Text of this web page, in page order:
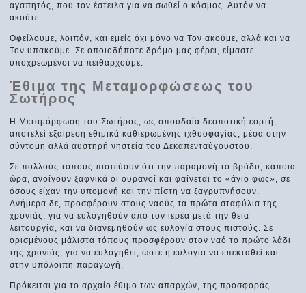
αγαπητός, που τον έστειλα για να σωθεί ο κόσμος. Αυτόν να
ακούτε.
Οφείλουμε, λοιπόν, και εμείς όχι μόνο να Τον ακούμε, αλλά και να
Τον υπακούμε. Σε οποιοδήποτε δρόμο μας φέρει, είμαστε
υποχρεωμένοι να πειθαρχούμε.
Έθιμα της Μεταμορφώσεως του
Σωτήρος
Η Μεταμόρφωση του Σωτήρος, ως σπουδαία δεσποτική εορτή,
αποτελεί εξαίρεση εθιμικά καθιερωμένης ιχθυοφαγίας, μέσα στην
σύντομη αλλά αυστηρή νηστεία του Δεκαπενταύγουστου.
Σε πολλούς τόπους πιστεύουν ότι την παραμονή το βράδυ, κάποια
ώρα, ανοίγουν ξαφνικά οι ουρανοί και φαίνεται το «άγιο φως», σε
όσους είχαν την υπομονή και την πίστη να ξαγρυπνήσουν.
Ανήμερα δε, προσφέρουν στους ναούς τα πρώτα σταφύλια της
χρονιάς, για να ευλογηθούν από τον ιερέα μετά την θεία
λειτουργία, και να διανεμηθούν ως ευλογία στους πιστούς. Σε
ορισμένους μάλιστα τόπους προσφέρουν στον ναό το πρώτο λάδι
της χρονιάς, για να ευλογηθεί, ώστε η ευλογία να επεκταθεί και
στην υπόλοιπη παραγωγή.
Πρόκειται για το αρχαίο έθιμο των απαρχών, της προσφοράς